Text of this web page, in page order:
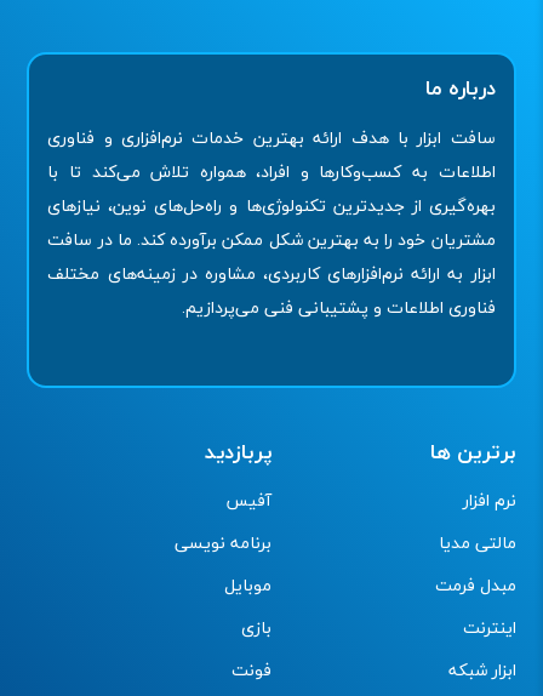
درباره ما
سافت ابزار با هدف ارائه بهترین خدمات نرم‌افزاری و فناوری
اطلاعات به کسب‌وکارها و افراد، همواره تلاش می‌کند تا با
بهره‌گیری از جدیدترین تکنولوژی‌ها و راه‌حل‌های نوین، نیازهای
مشتریان خود را به بهترین شکل ممکن برآورده کند. ما در سافت
ابزار به ارائه نرم‌افزارهای کاربردی، مشاوره در زمینه‌های مختلف
فناوری اطلاعات و پشتیبانی فنی می‌پردازیم.
برترین ها
نرم افزار
مالتی مدیا
مبدل فرمت
اینترنت
ابزار شبکه
پربازدید
آفیس
برنامه نویسی
موبایل
بازی
فونت